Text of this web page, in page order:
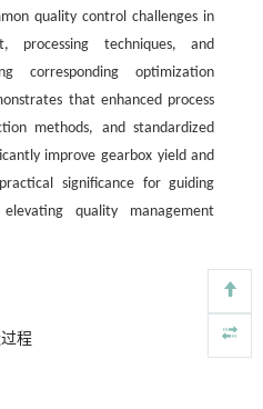
quality control challenges in
processing techniques, and
corresponding optimization
that enhanced process
methods, and standardized
improve gearbox yield and
significance for guiding
quality management
程